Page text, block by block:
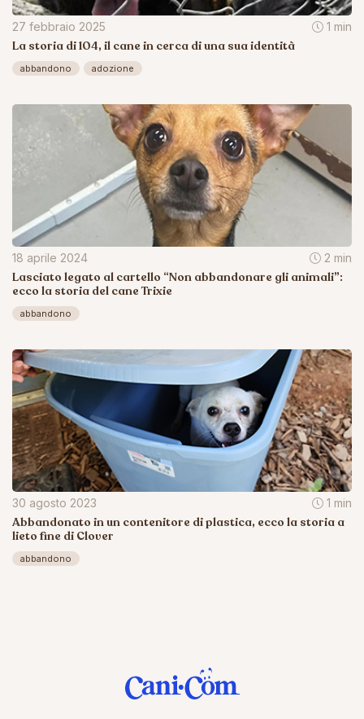
27 febbraio 2025 1 min
La storia di 104, il cane in cerca di una sua identità
abbandono adozione
18 aprile 2024 2 min
Lasciato legato al cartello “Non abbandonare gli animali”:
ecco la storia del cane Trixie
abbandono
30 agosto 2023 1 min
Abbandonato in un contenitore di plastica, ecco la storia a
lieto fine di Clover
abbandono